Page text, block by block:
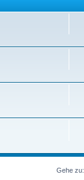
Gehe zu: